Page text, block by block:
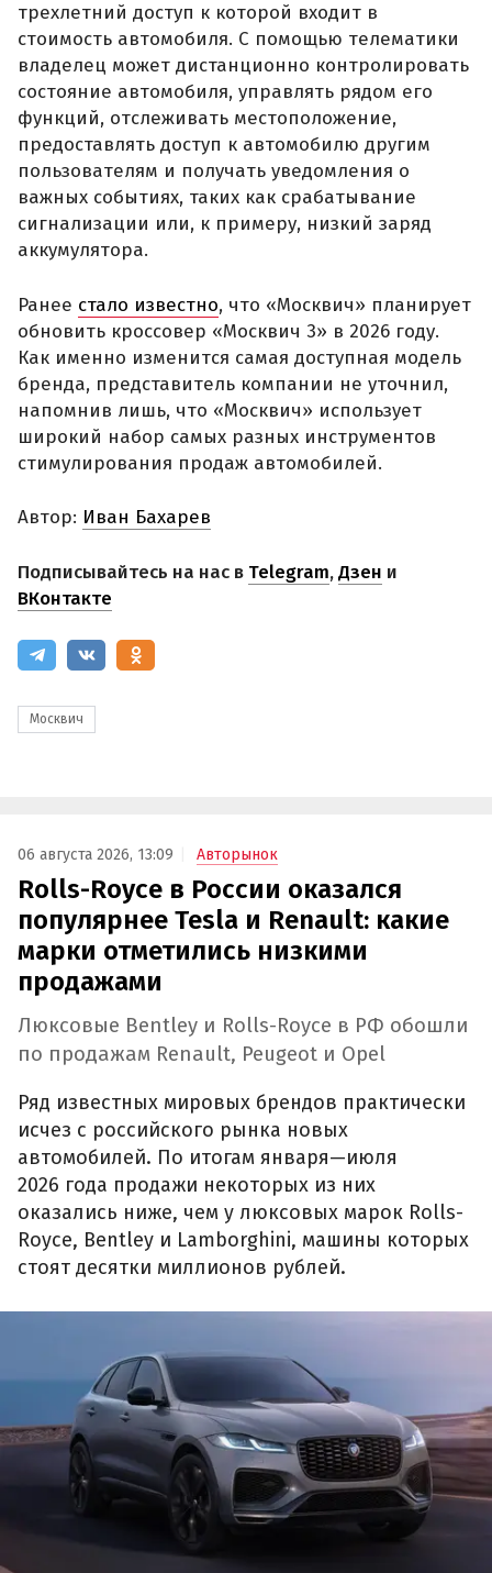
трехлетний доступ к которой входит в
стоимость автомобиля. С помощью телематики
владелец может дистанционно контролировать
состояние автомобиля, управлять рядом его
функций, отслеживать местоположение,
предоставлять доступ к автомобилю другим
пользователям и получать уведомления о
важных событиях, таких как срабатывание
сигнализации или, к примеру, низкий заряд
аккумулятора.
Ранее стало известно, что «Москвич» планирует
обновить кроссовер «Москвич 3» в 2026 году.
Как именно изменится самая доступная модель
бренда, представитель компании не уточнил,
напомнив лишь, что «Москвич» использует
широкий набор самых разных инструментов
стимулирования продаж автомобилей.
Автор: Иван Бахарев
Подписывайтесь на нас в Telegram,Дзен и
ВКонтакте
Москвич
06 августа 2026, 13:09 Авторынок
Rolls-Royce в России оказался
популярнее Tesla и Renault: какие
марки отметились низкими
продажами
Люксовые Bentley и Rolls-Royce в РФ обошли
по продажам Renault, Peugeot и Opel
Ряд известных мировых брендов практически
исчез с российского рынка новых
автомобилей. По итогам января—июля
2026 года продажи некоторых из них
оказались ниже, чем у люксовых марок Rolls-
Royce, Bentley и Lamborghini, машины которых
стоят десятки миллионов рублей.